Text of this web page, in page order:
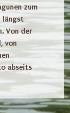
zum
längst
Von der
von
abseits